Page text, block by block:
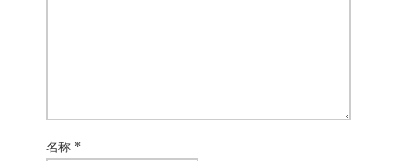
名称 *